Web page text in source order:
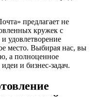
предлагает не
кружек с
удовлетворение
место. Выбирая нас, вы
а полноценное
и бизнес-задач.